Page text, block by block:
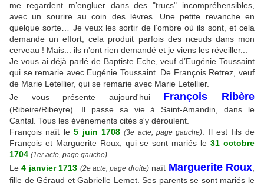
me regardent m’engluer dans des "trucs" incompréhensibles,
avec un sourire au coin des lèvres. Une petite revanche en
quelque sorte… Je veux les sortir de l’ombre où ils sont, et cela
demande un effort, cela produit parfois des nœuds dans mon
cerveau ! Mais... ils n'ont rien demandé et je viens les réveiller...
Je vous ai déjà parlé de Baptiste Eche, veuf d’Eugénie Toussaint
qui se remarie avec Eugénie Toussaint. De François Retrez, veuf
de Marie Letellier, qui se remarie avec Marie Letellier.
Je vous présente aujourd'hui François Ribère
(Ribeire/Ribeyre). Il passe sa vie à Saint-Amandin, dans le
Cantal. Tous les événements cités s'y déroulent.
François naît le5 juin 1708 (3e acte, page gauche)
. Il est fils de
François et Marguerite Roux, qui se sont mariés le31 octobre
1704 (1er acte, page gauche)
Le4 janvier 1713 (2e acte, page droite)naît Marguerite Roux
fille de Géraud et Gabrielle Lemet. Ses parents se sont mariés le